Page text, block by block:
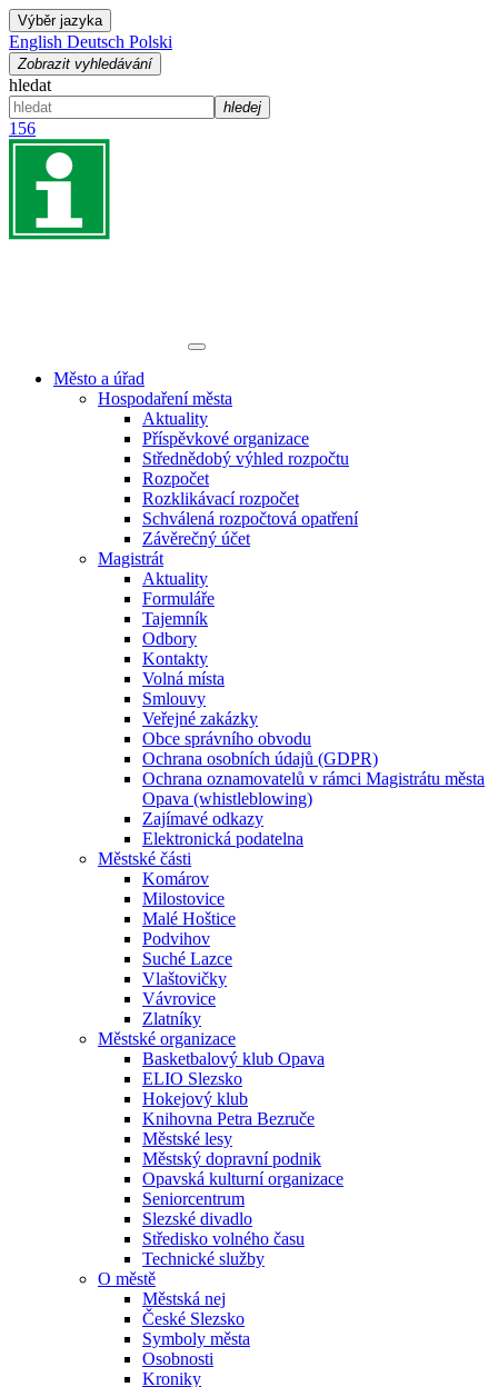
Výběr jazyka
English Deutsch Polski
Zobrazit vyhledávání
hledat
hledej
156
Město a úřad
Hospodaření města
Aktuality
Příspěvkové organizace
Střednědobý výhled rozpočtu
Rozpočet
Rozklikávací rozpočet
Schválená rozpočtová opatření
Závěrečný účet
Magistrát
Aktuality
Formuláře
Tajemník
Odbory
Kontakty
Volná místa
Smlouvy
Veřejné zakázky
Obce správního obvodu
Ochrana osobních údajů (GDPR)
Ochrana oznamovatelů v rámci Magistrátu města
Opava (whistleblowing)
Zajímavé odkazy
Elektronická podatelna
Městské části
Komárov
Milostovice
Malé Hoštice
Podvihov
Suché Lazce
Vlaštovičky
Vávrovice
Zlatníky
Městské organizace
Basketbalový klub Opava
ELIO Slezsko
Hokejový klub
Knihovna Petra Bezruče
Městské lesy
Městský dopravní podnik
Opavská kulturní organizace
Seniorcentrum
Slezské divadlo
Středisko volného času
Technické služby
O městě
Městská nej
České Slezsko
Symboly města
Osobnosti
Kroniky